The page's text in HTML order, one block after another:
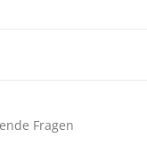
Fragen